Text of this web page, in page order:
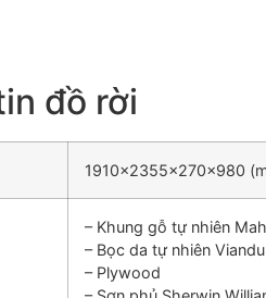
đồ rời
1910x2355x270x980
– Khung gỗ tự nhiên
– Bọc da tự nhiên
– Plywood